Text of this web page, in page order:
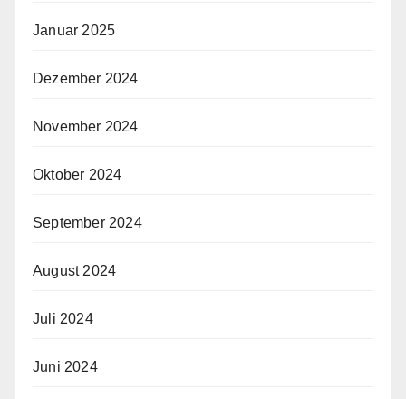
Januar 2025
Dezember 2024
November 2024
Oktober 2024
September 2024
August 2024
Juli 2024
Juni 2024